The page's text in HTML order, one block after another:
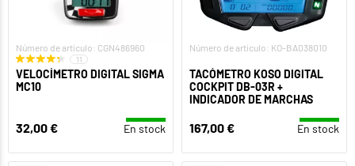
Número de artículo: CGN486960
11
VELOCÍMETRO DIGITAL SIGMA
MC10
32,00 € En stock
Número de artículo: KO-BA038010
TACÓMETRO KOSO DIGITAL
COCKPIT DB-03R +
INDICADOR DE MARCHAS
167,00 € En stock